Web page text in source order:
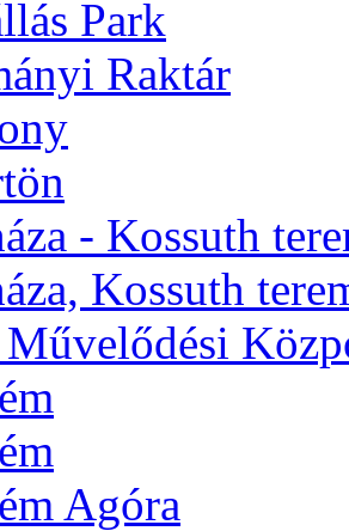
Park
Raktár
- Kossuth
Kossuth
Agóra